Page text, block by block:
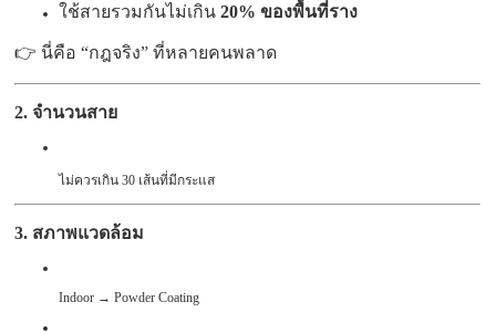
ใช้สายรวมกันไม่เกิน20% ของพื้นที่ราง
👉 นี่คือ “กฎจริง” ที่หลายคนพลาด
2. จำนวนสาย
ไม่ควรเกิน 30 เส้นที่มีกระแส
3. สภาพแวดล้อม
Indoor → Powder Coating